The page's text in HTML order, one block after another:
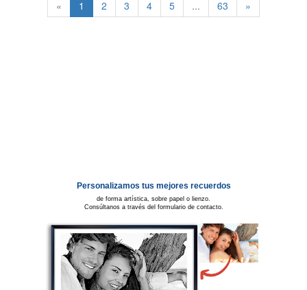
« 1 2 3 4 5 ... 63 »
Personalizamos tus mejores recuerdos
de forma artística, sobre papel o lienzo.
Consúltanos a través del formulario de contacto.